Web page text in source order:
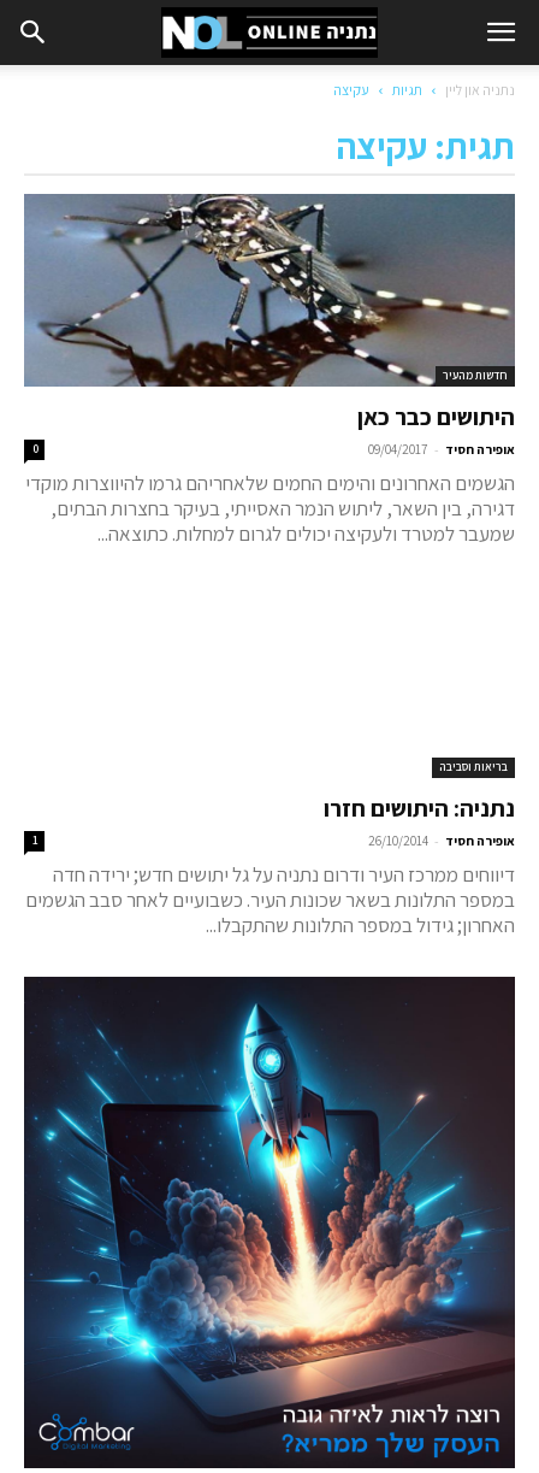
נתניה און ליין תגיות עקיצה
תגית: עקיצה
חדשות מהעיר
היתושים כבר כאן
אופירה חסיד -
09/04/2017
0
הגשמים האחרונים והימים החמים שלאחריהם גרמו להיווצרות מוקדי
דגירה, בין השאר, ליתוש הנמר האסייתי, בעיקר בחצרות הבתים,
שמעבר למטרד ולעקיצה יכולים לגרום למחלות. כתוצאה...
בריאות וסביבה
נתניה: היתושים חזרו
אופירה חסיד -
26/10/2014
1
דיווחים ממרכז העיר ודרום נתניה על גל יתושים חדש; ירידה חדה
במספר התלונות בשאר שכונות העיר. כשבועיים לאחר סבב הגשמים
האחרון; גידול במספר התלונות שהתקבלו...